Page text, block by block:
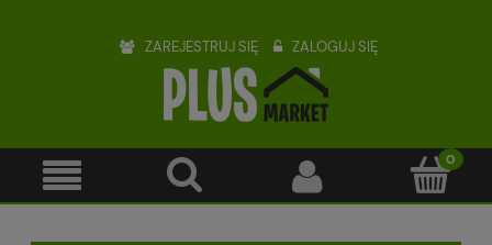
ZAREJESTRUJ SIĘ ZALOGUJ SIĘ